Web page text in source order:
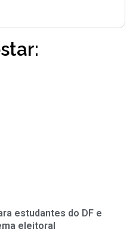
estudantes do DF e
eleitoral